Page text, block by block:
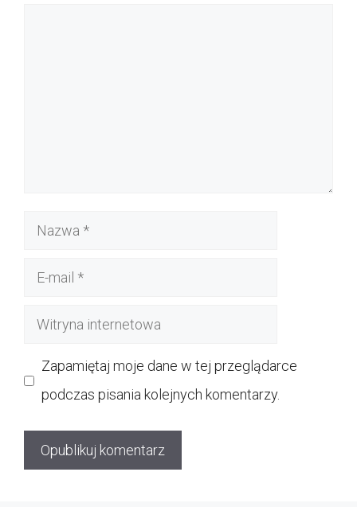
Nazwa
Witryna
Zapamiętaj moje dane w tej przeglądarce
podczas pisania kolejnych komentarzy.